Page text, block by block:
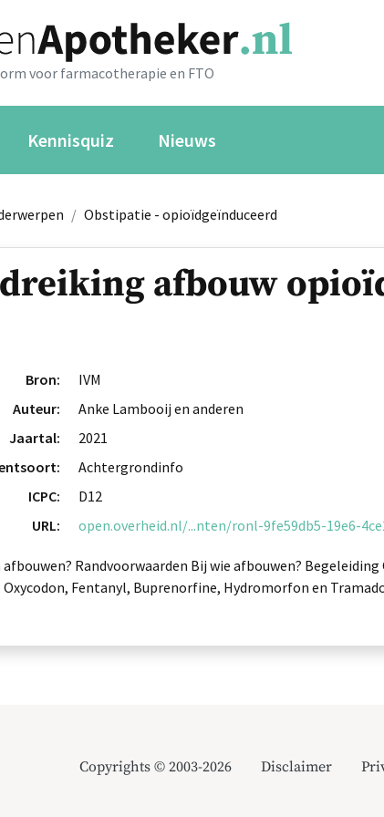
voor farmacotherapie en FTO
Kennisquiz Nieuws
/ Obstipatie - opioïdgeïnduceerd
afbouw
Bron:
IVM
Auteur:
Anke Lambooij en anderen
Jaartal:
2021
Achtergrondinfo
ICPC:
D12
URL:
open.overheid.nl/...nten/ronl-9fe59db5-19e6-
Randvoorwaarden Bij wie afbouwen?
Fentanyl, Buprenorfine, Hydromorfon en
Copyrights © 2003-2026 Disclaimer